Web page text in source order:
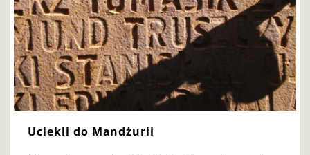
Uciekli do Mandżurii